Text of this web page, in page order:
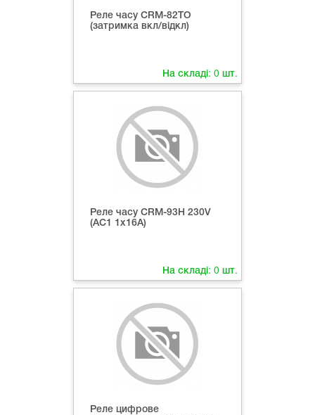
Реле часу CRM-82ТО
(затримка вкл/відкл)
На складі: 0 шт.
Реле часу CRM-93H 230V
(AC1 1x16A)
На складі: 0 шт.
Реле цифрове